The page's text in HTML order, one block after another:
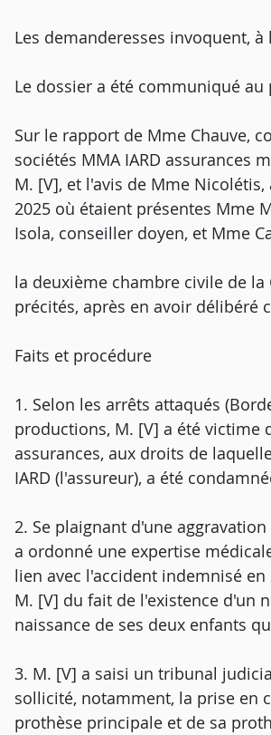
Les demanderesses invoquent,
Le dossier a été communiqué
Sur le rapport de Mme Chauve,
sociétés MMA IARD assurances
M. [V], et l'avis de Mme
2025 où étaient présentes Mme
Isola, conseiller doyen, et Mme
la deuxième chambre civile de
précités, après en avoir délibéré
Faits et procédure
1. Selon les arrêts attaqués
productions, M. [V] a été victime
assurances, aux droits de
IARD (l'assureur), a été
2. Se plaignant d'une
a ordonné une expertise
lien avec l'accident indemnisé
M. [V] du fait de l'existence d'un
naissance de ses deux enfants
3. M. [V] a saisi un tribunal
sollicité, notamment, la prise en
prothèse principale et de sa